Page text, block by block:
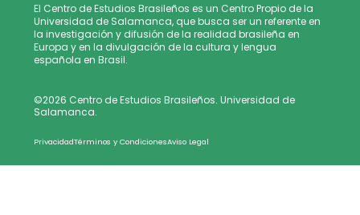
El Centro de Estudios Brasileños es un Centro Propio de la
Universidad de Salamanca, que busca ser un referente en
la investigación y difusión de la realidad brasileña en
Europa y en la divulgación de la cultura y lengua
española en Brasil.
©2026 Centro de Estudios Brasileños. Universidad de
Salamanca.
PrivacidadTérminos y CondicionesAviso Legal